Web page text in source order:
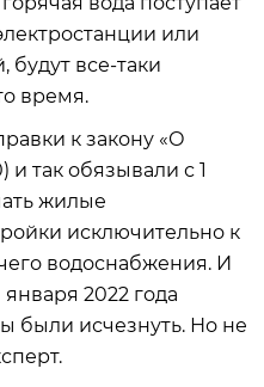
или
все-таки
время.
к закону «О
так обязывали с 1
жилые
исключительно к
водоснабжения. И
2022 года
были исчезнуть. Но не